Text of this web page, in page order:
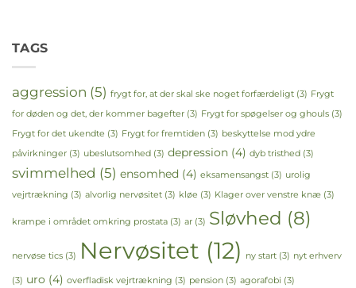
TAGS
aggression (5) frygt for, at der skal ske noget forfærdeligt (3) Frygt
for døden og det, der kommer bagefter (3) Frygt for spøgelser og ghouls (3)
Frygt for det ukendte (3) Frygt for fremtiden (3) beskyttelse mod ydre
påvirkninger (3) ubeslutsomhed (3) depression (4) dyb tristhed (3)
svimmelhed (5) ensomhed (4) eksamensangst (3) urolig
vejrtrækning (3) alvorlig nervøsitet (3) kløe (3) Klager over venstre knæ (3)
krampe i området omkring prostata (3) ar (3) Sløvhed (8)
nervøse tics (3) Nervøsitet (12) ny start (3) nyt erhverv
(3) uro (4) overfladisk vejrtrækning (3) pension (3) agorafobi (3)